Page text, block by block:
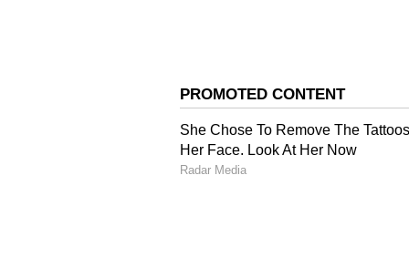
చంద్రబాబు నాయుడు ఢిల్లీకి
వీరిలో అచ్చెన్నాయుడు, కళావెంకట్రావు,